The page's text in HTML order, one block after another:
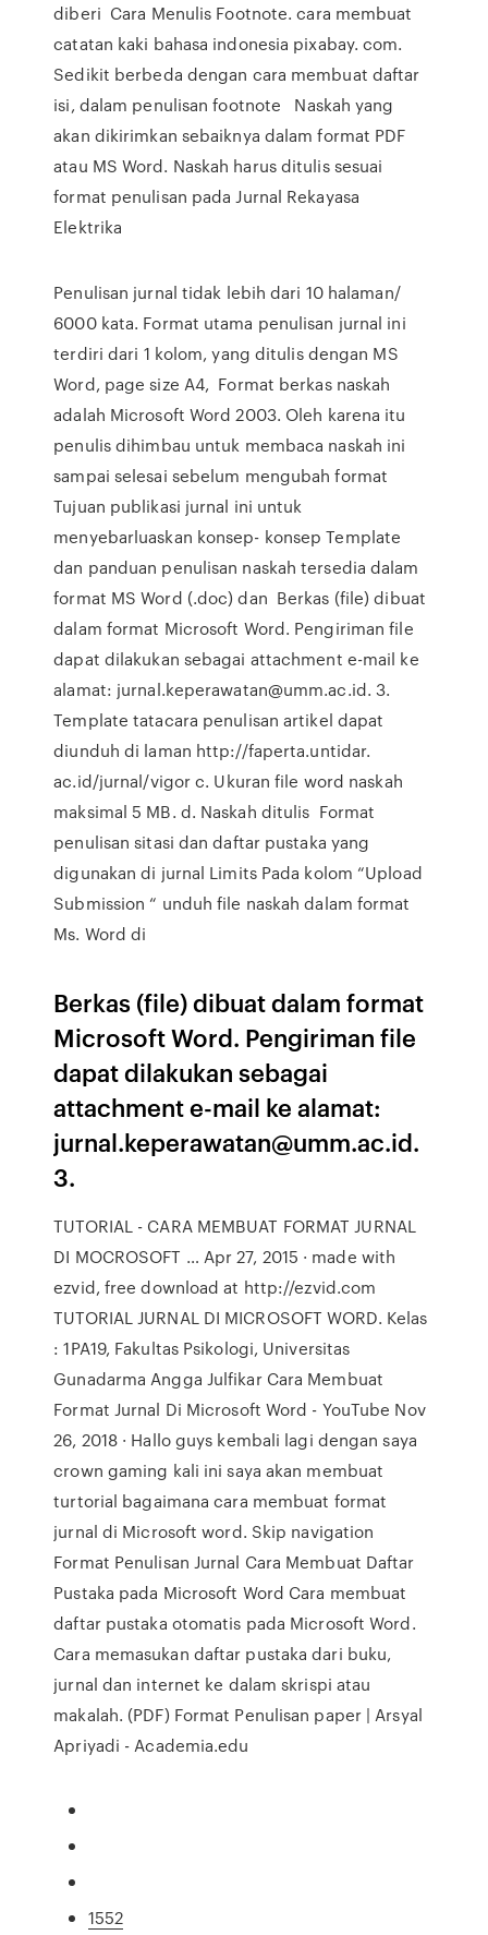
diberi Cara Menulis Footnote. cara membuat
catatan kaki bahasa indonesia pixabay. com.
Sedikit berbeda dengan cara membuat daftar
isi, dalam penulisan footnote Naskah yang
akan dikirimkan sebaiknya dalam format PDF
atau MS Word. Naskah harus ditulis sesuai
format penulisan pada Jurnal Rekayasa
Elektrika
Penulisan jurnal tidak lebih dari 10 halaman/
6000 kata. Format utama penulisan jurnal ini
terdiri dari 1 kolom, yang ditulis dengan MS
Word, page size A4, Format berkas naskah
adalah Microsoft Word 2003. Oleh karena itu
penulis dihimbau untuk membaca naskah ini
sampai selesai sebelum mengubah format
Tujuan publikasi jurnal ini untuk
menyebarluaskan konsep- konsep Template
dan panduan penulisan naskah tersedia dalam
format MS Word (.doc) dan Berkas (file) dibuat
dalam format Microsoft Word. Pengiriman file
dapat dilakukan sebagai attachment e-mail ke
alamat: jurnal.keperawatan@umm.ac.id. 3.
Template tatacara penulisan artikel dapat
diunduh di laman http://faperta.untidar.
ac.id/jurnal/vigor c. Ukuran file word naskah
maksimal 5 MB. d. Naskah ditulis Format
penulisan sitasi dan daftar pustaka yang
digunakan di jurnal Limits Pada kolom “Upload
Submission “ unduh file naskah dalam format
Ms. Word di
Berkas (file) dibuat dalam format
Microsoft Word. Pengiriman file
dapat dilakukan sebagai
attachment e-mail ke alamat:
jurnal.keperawatan@umm.ac.id.
3.
TUTORIAL - CARA MEMBUAT FORMAT JURNAL
DI MOCROSOFT … Apr 27, 2015 · made with
ezvid, free download at http://ezvid.com
TUTORIAL JURNAL DI MICROSOFT WORD. Kelas
: 1PA19, Fakultas Psikologi, Universitas
Gunadarma Angga Julfikar Cara Membuat
Format Jurnal Di Microsoft Word - YouTube Nov
26, 2018 · Hallo guys kembali lagi dengan saya
crown gaming kali ini saya akan membuat
turtorial bagaimana cara membuat format
jurnal di Microsoft word. Skip navigation
Format Penulisan Jurnal Cara Membuat Daftar
Pustaka pada Microsoft Word Cara membuat
daftar pustaka otomatis pada Microsoft Word.
Cara memasukan daftar pustaka dari buku,
jurnal dan internet ke dalam skrispi atau
makalah. (PDF) Format Penulisan paper | Arsyal
Apriyadi - Academia.edu
1552